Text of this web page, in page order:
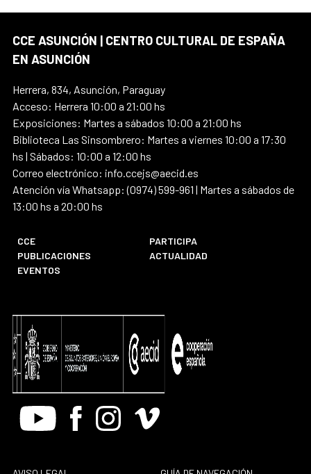
CCE ASUNCIÓN | CENTRO CULTURAL DE ESPAÑA
EN ASUNCIÓN
Herrera, 834, Asunción, Paraguay
Acceso: Herrera 10:00 a 21:00 hs
Exposiciones: Martes a sábados 10:00 a 21:00 hs
Biblioteca Las Sinsombrero: Martes a viernes 10:00 a 17:30
hs | Sábados: 10:00 a 12:00 hs
Correo electrónico: info.ccejs@aecid.es
Atención vía Whatsapp: (0974) 599-961 | Martes a sábados de
13:00 hs a 20:00 hs
CCE
PARTICIPA
PUBLICACIONES
ACTUALIDAD
EVENTOS
Youtube FacebookInstagram
Vimeo